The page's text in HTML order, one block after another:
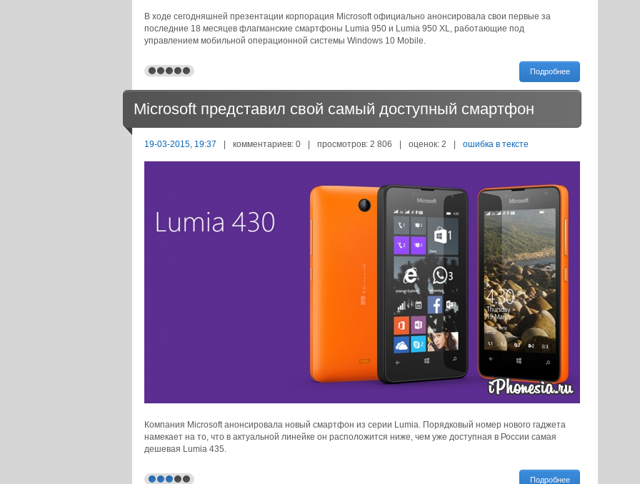
В ходе сегодняшней презентации корпорация Microsoft официально анонсировала свои первые за
последние 18 месяцев флагманские смартфоны Lumia 950 и Lumia 950 XL, работающие под
управлением мобильной операционной системы Windows 10 Mobile.
Подробнее
Microsoft представил свой самый доступный смартфон
19-03-2015, 19:37 | комментариев: 0 | просмотров: 2 806 | оценок: 2 | ошибка в тексте
Компания Microsoft анонсировала новый смартфон из серии Lumia. Порядковый номер нового гаджета
намекает на то, что в актуальной линейке он расположится ниже, чем уже доступная в России самая
дешевая Lumia 435.
Подробнее